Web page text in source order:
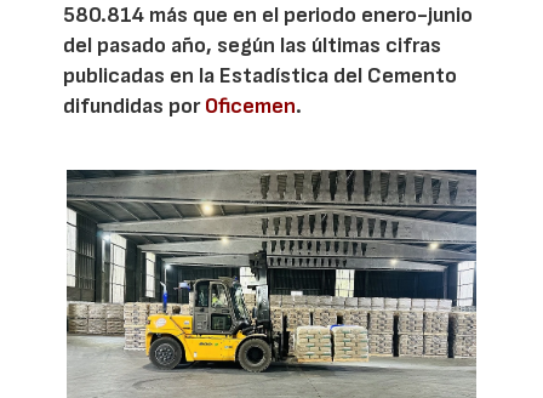
580.814 más que en el periodo enero-junio
del pasado año, según las últimas cifras
publicadas en la Estadística del Cemento
difundidas porOficemen.